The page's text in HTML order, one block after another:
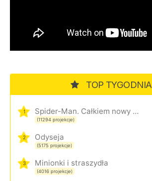
TOP TYGODNIA
1 Spider-Man. Całkiem nowy dzień
(11294 projekcje)
2 Odyseja
(5175 projekcje)
3 Minionki i straszydła
(4016 projekcje)